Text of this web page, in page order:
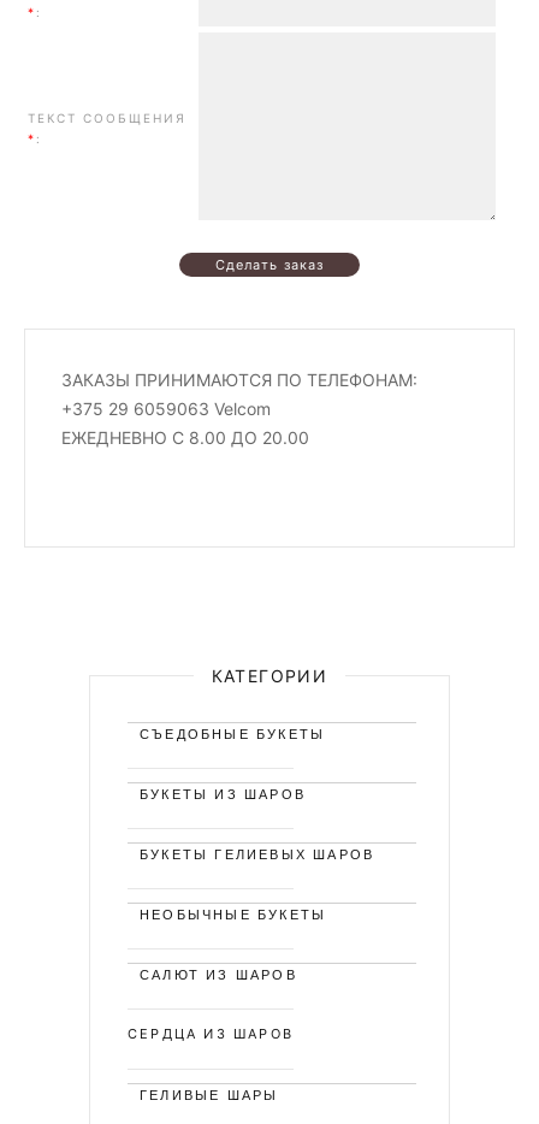
* :
ТЕКСТ СООБЩЕНИЯ
* :
ЗАКАЗЫ ПРИНИМАЮТСЯ ПО ТЕЛЕФОНАМ:
+375 29 6059063 Velcom
ЕЖЕДНЕВНО С 8.00 ДО 20.00
КАТЕГОРИИ
СЪЕДОБНЫЕ БУКЕТЫ
БУКЕТЫ ИЗ ШАРОВ
БУКЕТЫ ГЕЛИЕВЫХ ШАРОВ
НЕОБЫЧНЫЕ БУКЕТЫ
САЛЮТ ИЗ ШАРОВ
СЕРДЦА ИЗ ШАРОВ
ГЕЛИВЫЕ ШАРЫ